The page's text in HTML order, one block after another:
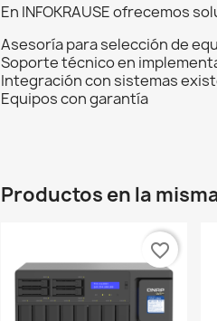
En INFOKRAUSE ofrecemos
Asesoría para selección de
Soporte técnico en
Integración con sistemas
Equipos con garantía
Productos en la
favorite_border